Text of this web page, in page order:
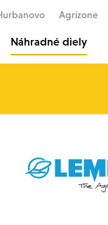
Agrizone
Náhradné diely